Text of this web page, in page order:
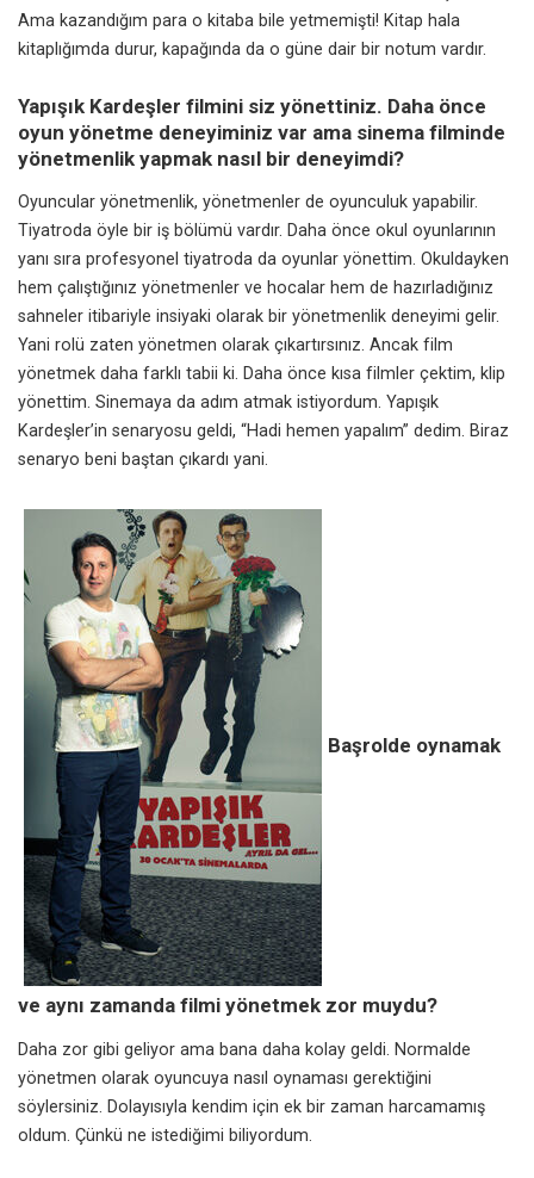
Ama kazandığım para o kitaba bile yetmemişti! Kitap hala
kitaplığımda durur, kapağında da o güne dair bir notum vardır.
Yapışık Kardeşler filmini siz yönettiniz. Daha önce
oyun yönetme deneyiminiz var ama sinema filminde
yönetmenlik yapmak nasıl bir deneyimdi?
Oyuncular yönetmenlik, yönetmenler de oyunculuk yapabilir.
Tiyatroda öyle bir iş bölümü vardır. Daha önce okul oyunlarının
yanı sıra profesyonel tiyatroda da oyunlar yönettim. Okuldayken
hem çalıştığınız yönetmenler ve hocalar hem de hazırladığınız
sahneler itibariyle insiyaki olarak bir yönetmenlik deneyimi gelir.
Yani rolü zaten yönetmen olarak çıkartırsınız. Ancak film
yönetmek daha farklı tabii ki. Daha önce kısa filmler çektim, klip
yönettim. Sinemaya da adım atmak istiyordum. Yapışık
Kardeşler’in senaryosu geldi, “Hadi hemen yapalım” dedim. Biraz
senaryo beni baştan çıkardı yani.
Başrolde oynamak
ve aynı zamanda filmi yönetmek zor muydu?
Daha zor gibi geliyor ama bana daha kolay geldi. Normalde
yönetmen olarak oyuncuya nasıl oynaması gerektiğini
söylersiniz. Dolayısıyla kendim için ek bir zaman harcamamış
oldum. Çünkü ne istediğimi biliyordum.